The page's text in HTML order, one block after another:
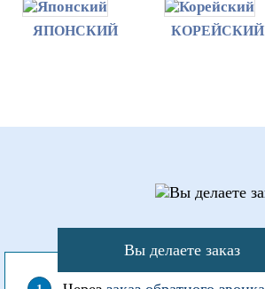
ЯПОНСКИЙ КОРЕЙСКИЙ
Вы делаете заказ